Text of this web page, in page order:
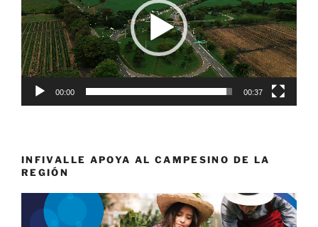
00:00 00:37
INFIVALLE APOYA AL CAMPESINO DE LA
REGIÓN